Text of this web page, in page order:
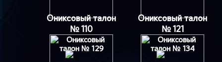
Ониксовый талон
№ 110
Ониксовый талон
№ 121